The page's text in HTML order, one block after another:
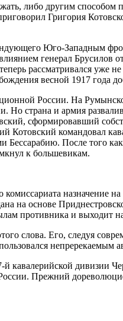
либо другим
Григория
Юго-Западным
генерал Брусилов
рассматривался уже
весной 1917 года
России. На
Но страна и армия
сформировавший
командовал
После того
к большевикам.
назначение
на основе
противника и выходит
слова. Его, следуя
непререкаемым
дивизии
Прежний